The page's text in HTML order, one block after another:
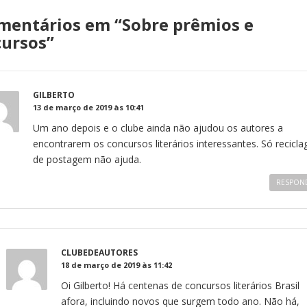
em “Sobre prêmios e
”
GILBERTO
13 de março de 2019 às 10:41
Um ano depois e o clube ainda não ajudou os autores a
encontrarem os concursos literários interessantes. Só
de postagem não ajuda.
CLUBEDEAUTORES
18 de março de 2019 às 11:42
Oi Gilberto! Há centenas de concursos literários Brasil
afora, incluindo novos que surgem todo ano. Não há,